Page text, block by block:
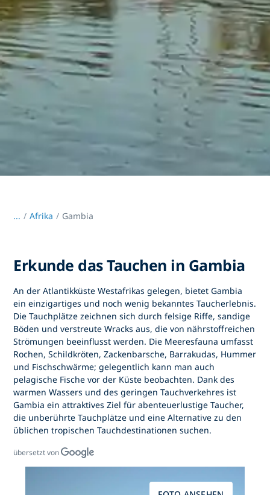
... / Afrika Gambia
Erkunde das Tauchen in Gambia
An der Atlantikküste Westafrikas gelegen, bietetGambia
ein einzigartiges und noch wenig bekanntes Taucherlebnis.
Die Tauchplätze zeichnen sich durch felsige Riffe, sandige
Böden und verstreute Wracks aus, die von nährstoffreichen
Strömungen beeinflusst werden. Die Meeresfauna umfasst
Rochen, Schildkröten, Zackenbarsche, Barrakudas, Hummer
und Fischschwärme; gelegentlich kann man auch
pelagische Fische vor der Küste beobachten. Dank des
warmen Wassers und des geringen Tauchverkehres ist
Gambia ein attraktives Ziel für abenteuerlustige Taucher,
die unberührte Tauchplätze und eine Alternative zu den
üblichen tropischen Tauchdestinationen suchen.
übersetzt von